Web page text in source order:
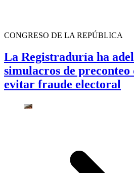
CONGRESO DE LA REPÚBLICA
La Registraduría ha
simulacros de preconteo
evitar fraude electoral